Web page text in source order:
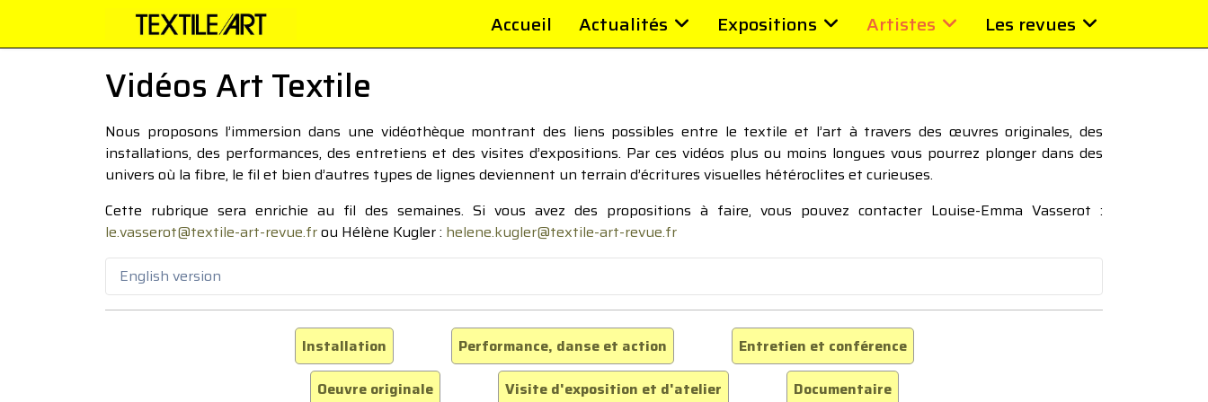
Accueil Actualités Expositions Artistes Les revues
Vidéos Art Textile
Nous proposons l’immersion dans une vidéothèque montrant des liens possibles entre le textile et l’art à travers des œuvres originales, des
installations, des performances, des entretiens et des visites d’expositions. Par ces vidéos plus ou moins longues vous pourrez plonger dans des
univers où la fibre, le fil et bien d’autres types de lignes deviennent un terrain d’écritures visuelles hétéroclites et curieuses.
Cette rubrique sera enrichie au fil des semaines. Si vous avez des propositions à faire, vous pouvez contacter Louise-Emma Vasserot :
le.vasserot@textile-art-revue.frou Hélène Kugler : helene.kugler@textile-art-revue.fr
English version
Installation Performance, danse et action
Entretien et conférence
Oeuvre originale
Visite d'exposition et d'atelier Documentaire